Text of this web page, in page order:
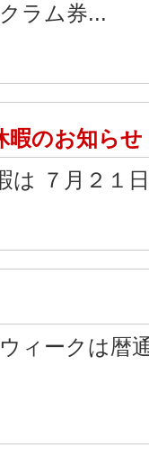
ラム券...
暇のお知らせ
は ７月２１
ィークは暦